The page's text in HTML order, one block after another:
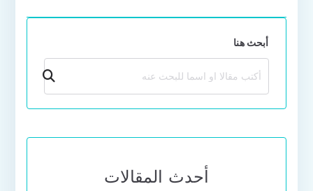
أبحث هنا
بحث
أحدث المقالات